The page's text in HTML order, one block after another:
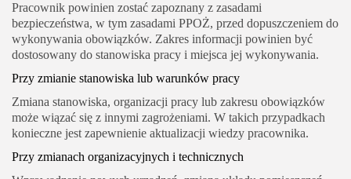
Pracownik powinien zostać zapoznany z zasadami
bezpieczeństwa, w tym zasadami PPOŻ, przed dopuszczeniem do
wykonywania obowiązków. Zakres informacji powinien być
dostosowany do stanowiska pracy i miejsca jej wykonywania.
Przy zmianie stanowiska lub warunków pracy
Zmiana stanowiska, organizacji pracy lub zakresu obowiązków
może wiązać się z innymi zagrożeniami. W takich przypadkach
konieczne jest zapewnienie aktualizacji wiedzy pracownika.
Przy zmianach organizacyjnych i technicznych